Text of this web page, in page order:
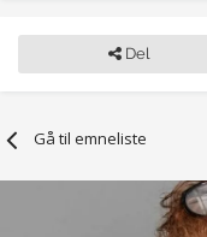
Del
Gå til emneliste